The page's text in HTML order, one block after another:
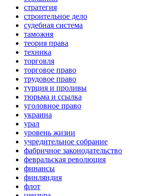
стратегия
строительное дело
судебная система
таможня
теория права
техника
торговля
торговое право
трудовое право
турция и проливы
тюрьма и ссылка
уголовное право
украина
урал
уровень жизни
учредительное собрание
фабричное законодательство
февральская революция
финансы
финляндия
флот